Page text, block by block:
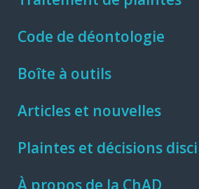
Code de déontologie
Boîte à outils
Articles et nouvelles
Plaintes et décisions
À propos de la ChAD